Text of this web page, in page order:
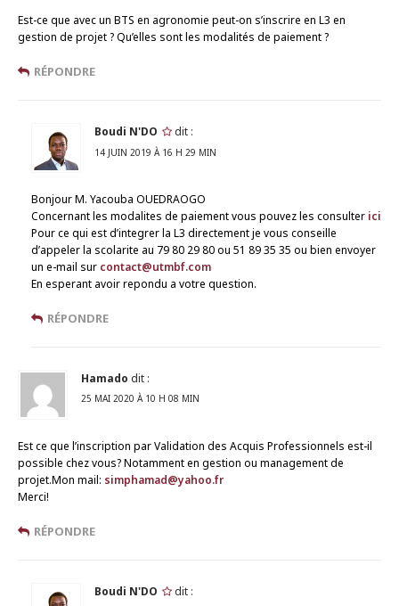
Est-ce que avec un BTS en agronomie peut-on s’inscrire en L3 en
gestion de projet ? Qu’elles sont les modalités de paiement ?
RÉPONDRE
Boudi N'DO dit :
14 JUIN 2019 À 16 H 29 MIN
Bonjour M. Yacouba OUEDRAOGO
Concernant les modalites de paiement vous pouvez les consulter ici
Pour ce qui est d’integrer la L3 directement je vous conseille
d’appeler la scolarite au 79 80 29 80 ou 51 89 35 35 ou bien envoyer
un e-mail sur contact@utmbf.com
En esperant avoir repondu a votre question.
RÉPONDRE
Hamado dit :
25 MAI 2020 À 10 H 08 MIN
Est ce que l’inscription par Validation des Acquis Professionnels est-il
possible chez vous? Notamment en gestion ou management de
projet.Mon mail: simphamad@yahoo.fr
Merci!
RÉPONDRE
Boudi N'DO dit :